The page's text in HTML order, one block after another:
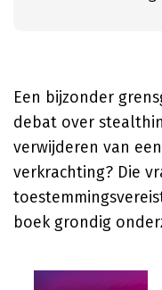
Een bijzonder
debat over
verwijderen van
verkrachting? Die
boek grondig